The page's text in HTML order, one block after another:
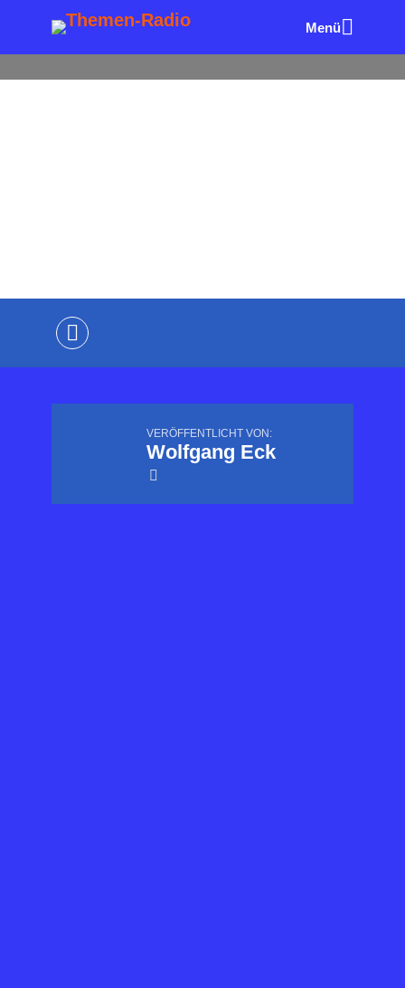
Menü
VERÖFFENTLICHT VON:
Wolfgang Eck